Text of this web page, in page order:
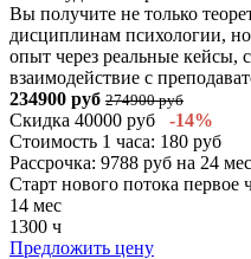
Вы получите не только
дисциплинам психологии,
опыт через реальные кейсы,
взаимодействие с
234900 руб 274900 руб
Скидка 40000 руб -14%
Стоимость 1 часа: 180 руб
Рассрочка: 9788 руб на 24
Старт нового потока первое
14 мес
1300 ч
Предложить цену